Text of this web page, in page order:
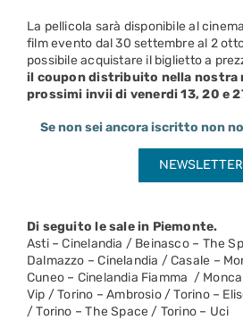
La pellicola sarà disponibile al
film evento dal 30 settembre al 2
possibile acquistare il biglietto a
il coupon distribuito nella nostra
prossimi invii di venerdi 13, 20 e
Se non sei ancora iscritto non
NEWSLETTER
Di seguito le sale in Piemonte.
Asti – Cinelandia / Beinasco – The
Dalmazzo – Cinelandia / Casale –
Cuneo – Cinelandia Fiamma /
Vip / Torino – Ambrosio / Torino –
/ Torino – The Space / Torino – Uci